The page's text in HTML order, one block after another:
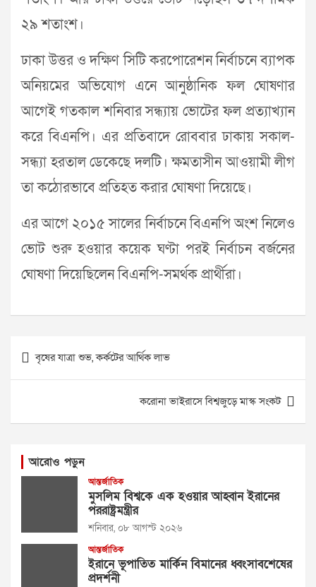
২৯ শতাংশ।
ঢাকা উত্তর ও দক্ষিণ সিটি করপোরেশন নির্বাচনে ব্যাপক
অনিয়মের অভিযোগ এনে আনুষ্ঠানিক ফল ঘোষণার
আগেই গতকাল শনিবার সন্ধ্যায় ভোটের ফল প্রত্যাখ্যান
করে বিএনপি। এর প্রতিবাদে রোববার ঢাকায় সকাল-
সন্ধ্যা হরতাল ডেকেছে দলটি। ক্ষমতাসীন আওয়ামী লীগ
তা কঠোরভাবে প্রতিহত করার ঘোষণা দিয়েছে।
এর আগে ২০১৫ সালের নির্বাচনে বিএনপি অংশ নিলেও
ভোট শুরু হওয়ার কয়েক ঘণ্টা পরই নির্বাচন বর্জনের
ঘোষণা দিয়েছিলেন বিএনপি-সমর্থক প্রার্থীরা।
Post
navigation
বৃষের যাত্রা শুভ, কর্কটের আর্থিক লাভ
করোনা ভাইরাসে বিশ্বজুড়ে মাস্ক সংকট
আরোও পড়ুন
আন্তর্জাতিক
মুসলিম বিশ্বকে এক হওয়ার আহ্বান ইরানের
পররাষ্ট্রমন্ত্রীর
শনিবার, ০৮ আগস্ট ২০২৬
আন্তর্জাতিক
ইরানে ভূপাতিত মার্কিন বিমানের ধ্বংসাবশেষের
প্রদর্শনী